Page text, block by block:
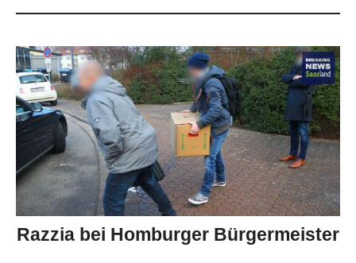
Razzia bei Homburger Bürgermeister